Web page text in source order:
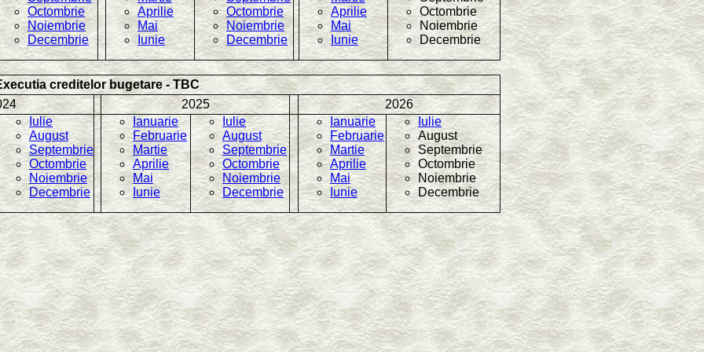
Octombrie
Noiembrie
Decembrie
Aprilie
Mai
Iunie
Octombrie
Noiembrie
Decembrie
Aprilie
Mai
Iunie
Octombrie
Noiembrie
Decembrie
creditelor bugetare - TBC
2025
2026
Iulie
August
Septembrie
Octombrie
Noiembrie
Decembrie
Ianuarie
Februarie
Martie
Aprilie
Mai
Iunie
Iulie
August
Septembrie
Octombrie
Noiembrie
Decembrie
Ianuarie
Februarie
Martie
Aprilie
Mai
Iunie
Iulie
August
Septembrie
Octombrie
Noiembrie
Decembrie